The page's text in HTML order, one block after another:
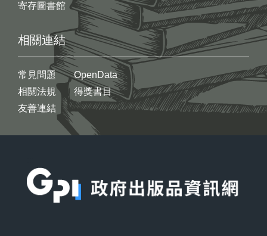
寄存圖書館
相關連結
常見問題
相關法規
友善連結
OpenData
得獎書目